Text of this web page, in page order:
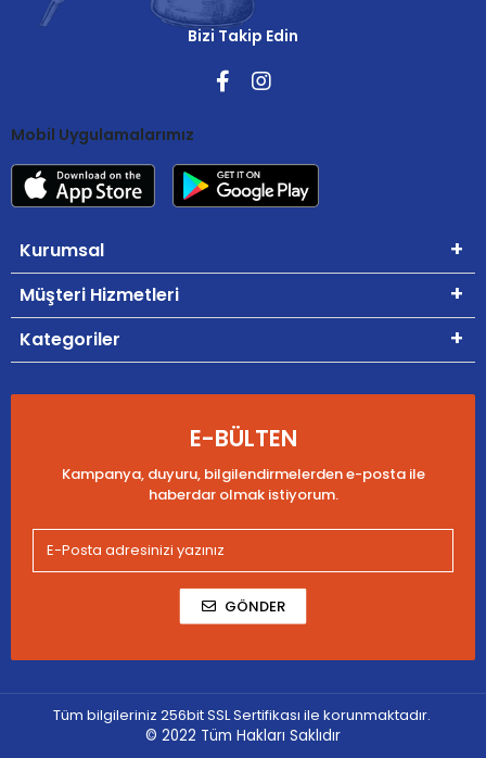
Bizi Takip Edin
Mobil Uygulamalarımız
Kurumsal
Müşteri Hizmetleri
Kategoriler
E-BÜLTEN
Kampanya, duyuru, bilgilendirmelerden e-posta ile
haberdar olmak istiyorum.
GÖNDER
Tüm bilgileriniz 256bit SSL Sertifikası ile korunmaktadır.
© 2022 Tüm Hakları Saklıdır